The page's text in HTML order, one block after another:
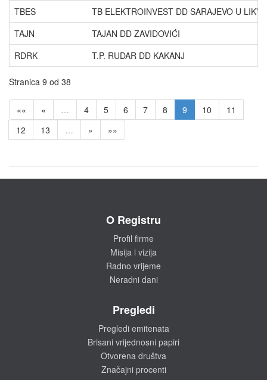
TBES
TB ELEKTROINVEST DD SARAJEVO U
TAJN
TAJAN DD ZAVIDOVIĆI
RDRK
T.P. RUDAR DD KAKANJ
Stranica 9 od 38
«« « … 4 5 6 7 8 9 10
11
12
13 … » »»
O Registru
Profil firme
Misija i vizija
Radno vrijeme
Neradni dani
Pregledi
Pregledi emitenata
Brisani vrijednosni papiri
Otvorena društva
Značajni procenti